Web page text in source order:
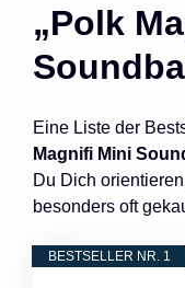
„Polk
Eine Liste der
Magnifi Mini
Du Dich
besonders oft
BESTSELLER NR. 1